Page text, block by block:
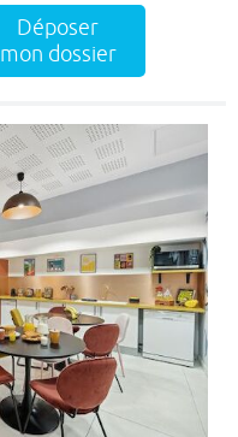
Déposer
mon dossier